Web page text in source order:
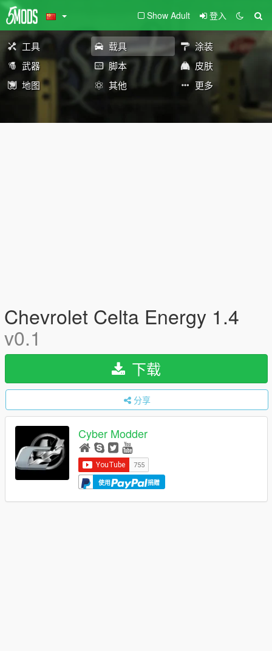
Show Adult 登入
工具 载具
涂装
武器
脚本
皮肤
地图
其他 更多
Chevrolet Celta Energy 1.4
v0.1
下载
分享
Cyber Modder
使用 捐赠